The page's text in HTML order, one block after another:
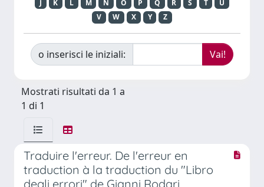
J
K L M N O P Q R S T
U
V
W X Y Z
o inserisci le iniziali:
Mostrati risultati da 1 a
1 di 1
Traduire l'erreur. De l'erreur en
traduction à la traduction du "Libro
degli errori" de Gianni Rodari.